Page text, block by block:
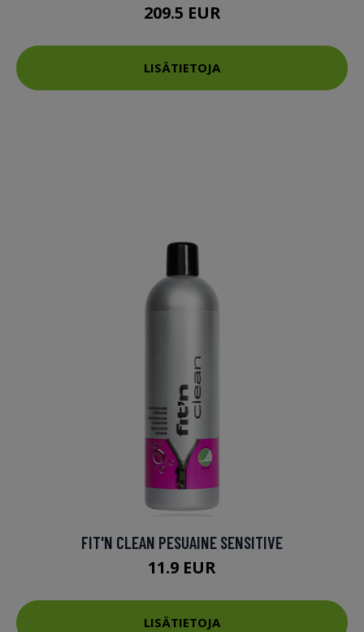
209.5 EUR
LISÄTIETOJA
FIT'N CLEAN PESUAINE SENSITIVE
11.9 EUR
LISÄTIETOJA